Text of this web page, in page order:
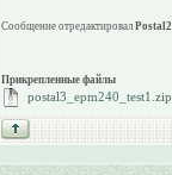
Сообщение отредактировал Postal2
Прикрепленные файлы
postal3_epm240_test1.zip